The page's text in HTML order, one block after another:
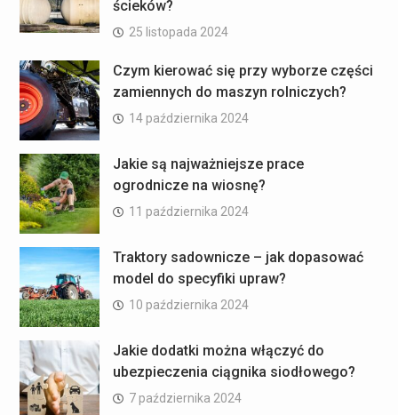
ścieków?
25 listopada 2024
Czym kierować się przy wyborze części
zamiennych do maszyn rolniczych?
14 października 2024
Jakie są najważniejsze prace
ogrodnicze na wiosnę?
11 października 2024
Traktory sadownicze – jak dopasować
model do specyfiki upraw?
10 października 2024
Jakie dodatki można włączyć do
ubezpieczenia ciągnika siodłowego?
7 października 2024